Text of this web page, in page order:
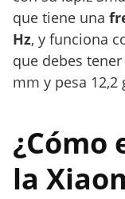
que tiene una
Hz, y funciona
que debes
mm y pesa 12,2
¿Cómo
la